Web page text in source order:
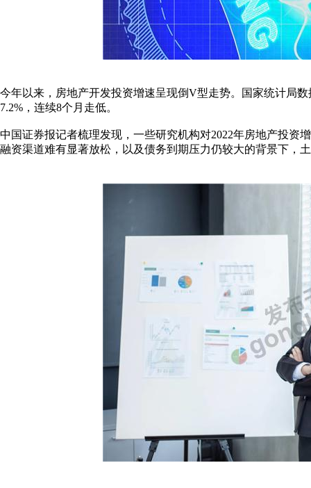
今年以来，房地产开发投资增速呈现倒V型走势。国家统计局
7.2%，连续8个月走低。
中国证券报记者梳理发现，一些研究机构对2022年房地产投资
融资渠道难有显著放松，以及债务到期压力仍较大的背景下，